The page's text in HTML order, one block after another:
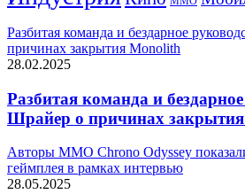
Разбитая команда и бездарное
причинах закрытия Monolith
28.02.2025
Разбитая команда и
Шрайер о причинах
Авторы ММО Chrono Odyssey
геймплея в рамках интервью
28.05.2025